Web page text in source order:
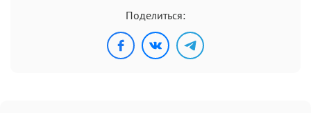
Поделиться: